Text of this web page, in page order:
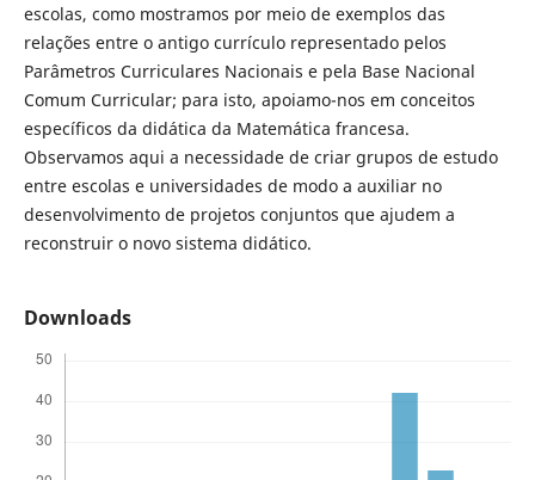
escolas, como mostramos por meio de exemplos das
relações entre o antigo currículo representado pelos
Parâmetros Curriculares Nacionais e pela Base Nacional
Comum Curricular; para isto, apoiamo-nos em conceitos
específicos da didática da Matemática francesa.
Observamos aqui a necessidade de criar grupos de estudo
entre escolas e universidades de modo a auxiliar no
desenvolvimento de projetos conjuntos que ajudem a
reconstruir o novo sistema didático.
Downloads